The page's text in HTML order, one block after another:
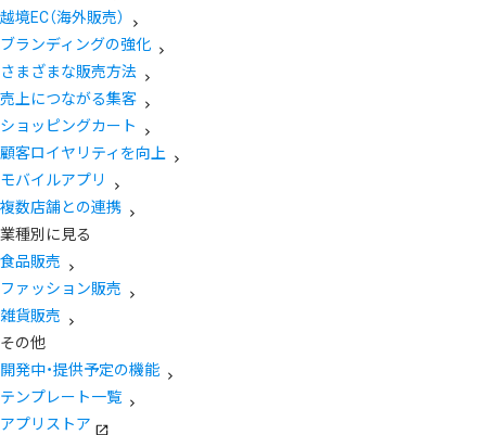
越境EC（海外販売）
ブランディングの強化
さまざまな販売方法
売上につながる集客
ショッピングカート
顧客ロイヤリティを向上
モバイルアプリ
複数店舗との連携
業種別に見る
食品販売
ファッション販売
雑貨販売
その他
開発中・提供予定の機能
テンプレート一覧
アプリストア